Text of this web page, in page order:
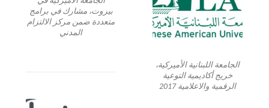
بيروت، مشارك في برامج
متعددة ضمن مركز الالتزام
المدني
الجامعة اللبنانية الأميركية،
خريج أكاديمية التوعية
الرقمية والاعلامية 2017